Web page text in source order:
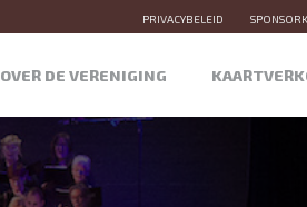
PRIVACYBELEID
OVER DE VERENIGING